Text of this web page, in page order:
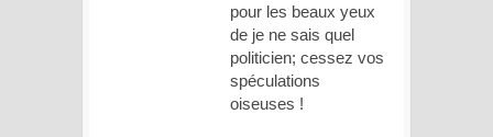
pour les beaux yeux
de je ne sais quel
politicien; cessez vos
spéculations
oiseuses !